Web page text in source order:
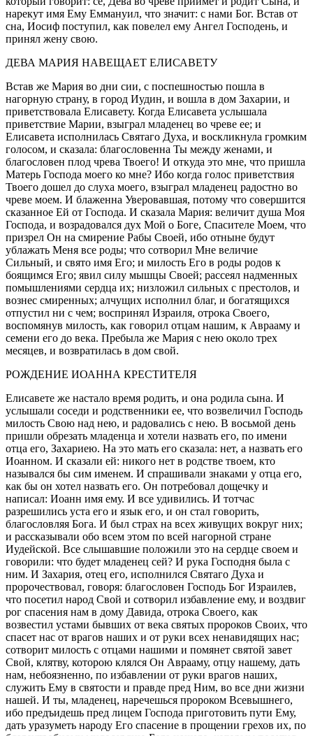
нарекут имя Ему Еммануил, что значит: с нами Бог. Встав от
сна, Иосиф поступил, как повелел ему Ангел Господень, и
принял жену свою.
ДЕВА МАРИЯ НАВЕЩАЕТ ЕЛИСАВЕТУ
Встав же Мария во дни сии, с поспешностью пошла в
нагорную страну, в город Иудин, и вошла в дом Захарии, и
приветствовала Елисавету. Когда Елисавета услышала
приветствие Марии, взыграл младенец во чреве ее; и
Елисавета исполнилась Святаго Духа, и воскликнула громким
голосом, и сказала: благословенна Ты между женами, и
благословен плод чрева Твоего! И откуда это мне, что пришла
Матерь Господа моего ко мне? Ибо когда голос приветствия
Твоего дошел до слуха моего, взыграл младенец радостно во
чреве моем. И блаженна Уверовавшая, потому что совершится
сказанное Ей от Господа. И сказала Мария: величит душа Моя
Господа, и возрадовался дух Мой о Боге, Спасителе Моем, что
призрел Он на смирение Рабы Своей, ибо отныне будут
ублажать Меня все роды; что сотворил Мне величие
Сильный, и свято имя Его; и милость Его в роды родов к
боящимся Его; явил силу мышцы Своей; рассеял надменных
помышлениями сердца их; низложил сильных с престолов, и
вознес смиренных; алчущих исполнил благ, и богатящихся
отпустил ни с чем; воспринял Израиля, отрока Своего,
воспомянув милость, как говорил отцам нашим, к Аврааму и
семени его до века. Пребыла же Мария с нею около трех
месяцев, и возвратилась в дом свой.
РОЖДЕНИЕ ИОАННА КРЕСТИТЕЛЯ
Елисавете же настало время родить, и она родила сына. И
услышали соседи и родственники ее, что возвеличил Господь
милость Свою над нею, и радовались с нею. В восьмой день
пришли обрезать младенца и хотели назвать его, по имени
отца его, Захариею. На это мать его сказала: нет, а назвать его
Иоанном. И сказали ей: никого нет в родстве твоем, кто
назывался бы сим именем. И спрашивали знаками у отца его,
как бы он хотел назвать его. Он потребовал дощечку и
написал: Иоанн имя ему. И все удивились. И тотчас
разрешились уста его и язык его, и он стал говорить,
благословляя Бога. И был страх на всех живущих вокруг них;
и рассказывали обо всем этом по всей нагорной стране
Иудейской. Все слышавшие положили это на сердце своем и
говорили: что будет младенец сей? И рука Господня была с
ним. И Захария, отец его, исполнился Святаго Духа и
пророчествовал, говоря: благословен Господь Бог Израилев,
что посетил народ Свой и сотворил избавление ему, и воздвиг
рог спасения нам в дому Давида, отрока Своего, как
возвестил устами бывших от века святых пророков Своих, что
спасет нас от врагов наших и от руки всех ненавидящих нас;
сотворит милость с отцами нашими и помянет святой завет
Свой, клятву, которою клялся Он Аврааму, отцу нашему, дать
нам, небоязненно, по избавлении от руки врагов наших,
служить Ему в святости и правде пред Ним, во все дни жизни
нашей. И ты, младенец, наречешься пророком Всевышнего,
ибо предъидешь пред лицем Господа приготовить пути Ему,
дать уразуметь народу Его спасение в прощении грехов их, по